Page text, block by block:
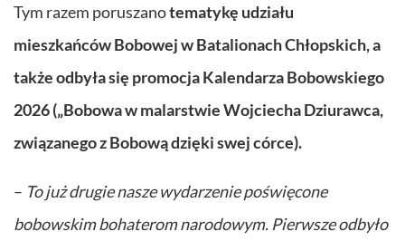
Tym razem poruszanotematykę udziału
mieszkańców Bobowej w Batalionach Chłopskich, a
także odbyła się promocja Kalendarza Bobowskiego
2026 („Bobowa w malarstwie Wojciecha Dziurawca,
związanego z Bobową dzięki swej córce).
– To już drugie nasze wydarzenie poświęcone
bobowskim bohaterom narodowym. Pierwsze odbyło